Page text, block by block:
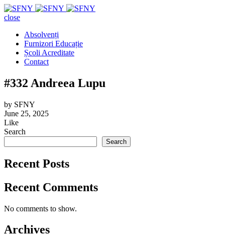
close
Absolvenți
Furnizori Educație
Școli Acreditate
Contact
#332 Andreea Lupu
by SFNY
June 25, 2025
Like
Search
Search
Recent Posts
Recent Comments
No comments to show.
Archives